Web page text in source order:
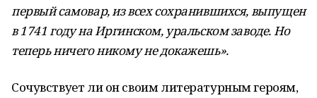
первый самовар, из всех сохранившихся, выпущен
в 1741 году на Иргинском, уральском заводе. Но
теперь ничего никому не докажешь».
Сочувствует ли он своим литературным героям,